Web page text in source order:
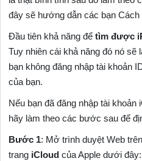
đây sẽ hướng dẫn các bạn
Đầu tiên khả năng đểtìm được
Tuy nhiên cái khả năng đó nó
bạn không đăng nhập tài khoản
của bạn.
Nếu bạn đã đăng nhập tài
hãy làm theo các bước sau để
Bước 1: Mở trình duyệt Web
trang iCloud của Apple dưới đây: